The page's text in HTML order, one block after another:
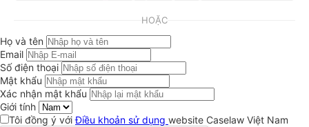
HOẶC
Họ và tên
Email
Số điện thoại
Mật khẩu
Xác nhận mật khẩu
Giới tính
Tôi đồng ý vớiĐiều khoản sử dụng website Caselaw Việt Nam